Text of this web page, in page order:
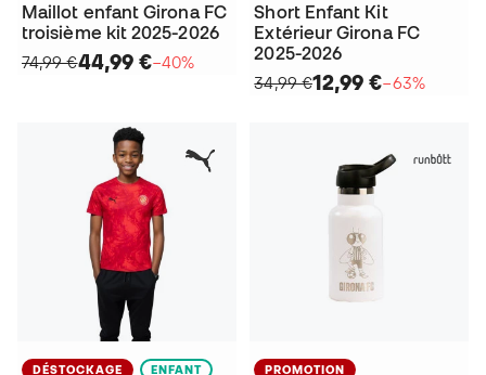
Maillot enfant Girona FC
troisième kit 2025-2026
74,99 €44,99 €−40%
Short Enfant Kit
Extérieur Girona FC
2025-2026
34,99 €12,99 €−63%
DÉSTOCKAGE ENFANT PROMOTION